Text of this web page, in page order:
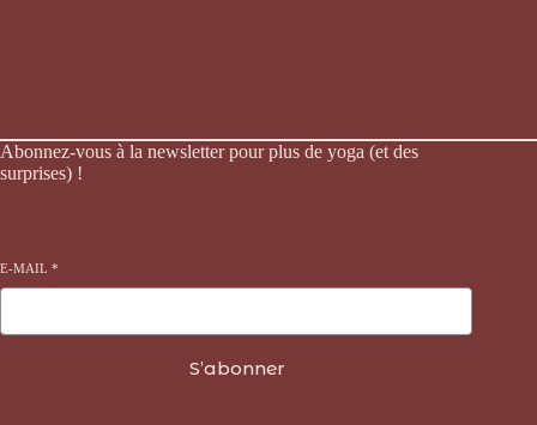
Abonnez-vous à la newsletter pour plus de yoga (et des
surprises) !
E-MAIL *
S’abonner